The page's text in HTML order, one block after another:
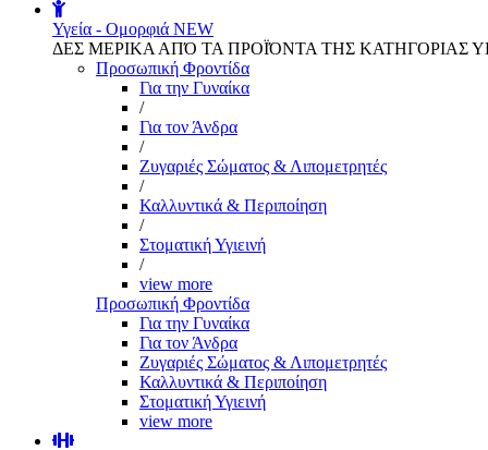
Υγεία - Ομορφιά NEW
ΔΕΣ ΜΕΡΙΚΑ ΑΠΌ ΤΑ ΠΡΟΪΌΝΤΑ ΤΗΣ ΚΑΤΗΓΟΡΙΑΣ
Προσωπική Φροντίδα
Για την Γυναίκα
/
Για τον Άνδρα
/
Ζυγαριές Σώματος & Λιπομετρητές
/
Καλλυντικά & Περιποίηση
/
Στοματική Υγιεινή
/
view more
Προσωπική Φροντίδα
Για την Γυναίκα
Για τον Άνδρα
Ζυγαριές Σώματος & Λιπομετρητές
Καλλυντικά & Περιποίηση
Στοματική Υγιεινή
view more